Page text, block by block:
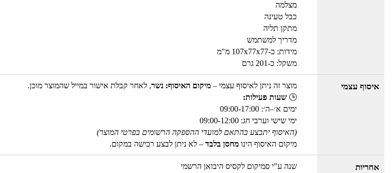
מצלמה
כבל טעינה
מתקן תליה
מדריך למשתמש
מידות: כ-107x77x77 מ"מ
משקל: כ-201 גרם
איסוף עצמי מוצר זה ניתן לאיסוף עצמי – מיקום האיסוף: נשר, לאחר קבלת אישור במייל שהמוצר מוכן.
🕒 שעות פעילות:
ימים א׳–ה׳: 09:00-17:00
ימי שישי וערבי חג: 09:00-12:00
(האיסוף יתבצע בהתאם למועדי ההספקה הרשומים בפרטי המוצר)
מיקום האיסוף הינו מחסן בלבד – לא ניתן לבצע רכישה במקום.
אחריות שנה ע"י סמיקום לקסיס היבואן הרשמי